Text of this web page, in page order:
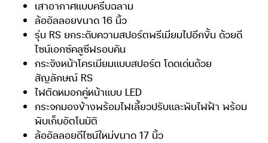
เสาอากาศแบบครีบฉลาม
ล้ออัลลอยขนาด 16 นิ้ว
รุ่น RS ยกระดับความสปอร์ตพรีเมียมไปอีกขั้น ด้วยดี
ไซน์เอกซ์คลูซีฟรอบคัน
กระจังหน้าโครเมียมแบบสปอร์ต โดดเด่นด้วย
สัญลักษณ์ RS
ไฟตัดหมอกคู่หน้าแบบ LED
กระจกมองข้างพร้อมไฟเลี้ยวปรับและพับไฟฟ้า พร้อม
พับเก็บอัตโนมัติ
ล้ออัลลอยดีไซน์ใหม่ขนาด 17 นิ้ว